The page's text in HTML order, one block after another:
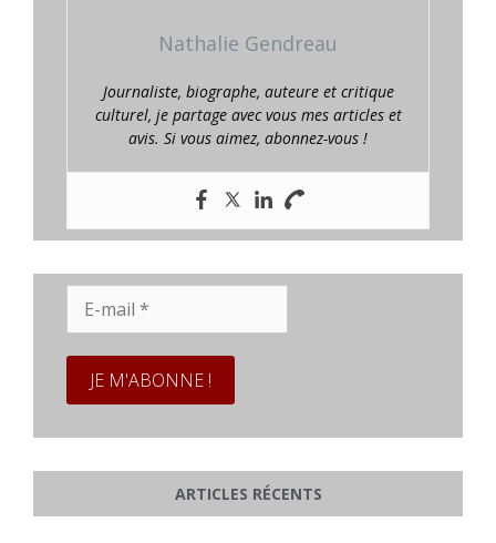
Nathalie Gendreau
Journaliste, biographe, auteure et critique
culturel, je partage avec vous mes articles et
avis. Si vous aimez, abonnez-vous !
mail
ARTICLES RÉCENTS